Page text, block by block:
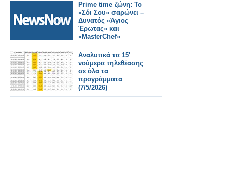
Prime time ζώνη: Το
«Σόι Σου» σαρώνει –
Δυνατός «Άγιος
Έρωτας» και
«MasterChef»
Αναλυτικά τα 15'
νούμερα τηλεθέασης
σε όλα τα
προγράμματα
(7/5/2026)